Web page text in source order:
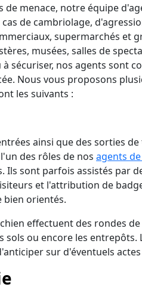
de menace, notre équipe
de cambriolage,
supermarchés et
musées, salles de
sécuriser, nos agents sont
Nous vous proposons
les suivants :
ainsi que des sorties
des rôles de nos agents
Ils sont parfois assistés par
et l'attribution de
orientés.
effectuent des rondes
sols ou encore les
sur d'éventuels